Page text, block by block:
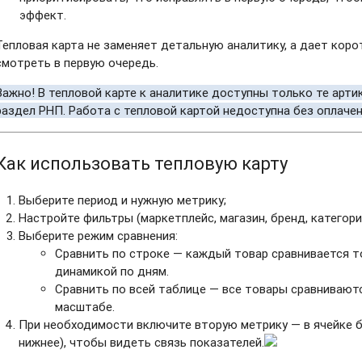
эффект.
карта не заменяет детальную аналитику, а дает
в первую очередь.
В тепловой карте к аналитике доступны только те
РНП. Работа с тепловой картой недоступна без
использовать тепловую карту
Выберите период и нужную метрику;
Настройте фильтры (маркетплейс, магазин, бренд,
Выберите режим сравнения:
Сравнить по строке — каждый товар сравнивается
динамикой по дням.
Сравнить по всей таблице — все товары
масштабе.
При необходимости включите вторую метрику — в ячейке
нижнее), чтобы видеть связь показателей.